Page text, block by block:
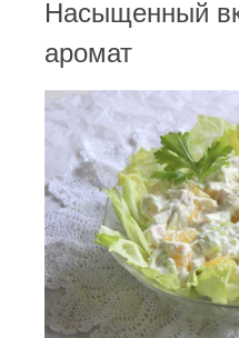
Насыщенный
аромат